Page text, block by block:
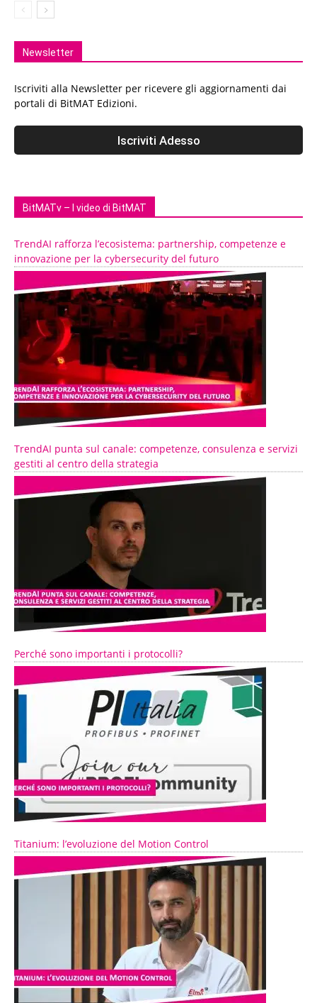
Newsletter
Iscriviti alla Newsletter per ricevere gli aggiornamenti dai
portali di BitMAT Edizioni.
BitMATv – I video di BitMAT
TrendAI rafforza l’ecosistema: partnership, competenze e
innovazione per la cybersecurity del futuro
TrendAI punta sul canale: competenze, consulenza e servizi
gestiti al centro della strategia
Perché sono importanti i protocolli?
Titanium: l’evoluzione del Motion Control